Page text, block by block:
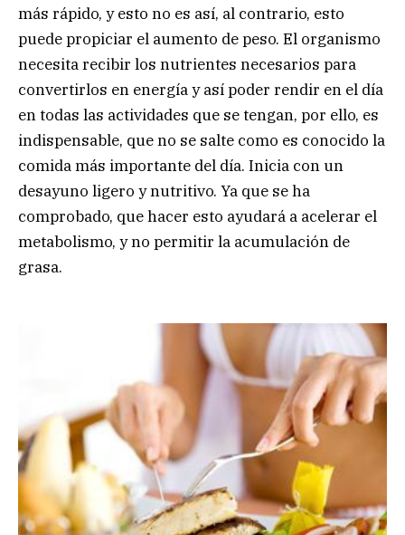
más rápido, y esto no es así, al contrario, esto
puede propiciar el aumento de peso. El organismo
necesita recibir los nutrientes necesarios para
convertirlos en energía y así poder rendir en el día
en todas las actividades que se tengan, por ello, es
indispensable, que no se salte como es conocido la
comida más importante del día. Inicia con un
desayuno ligero y nutritivo. Ya que se ha
comprobado, que hacer esto ayudará a acelerar el
metabolismo, y no permitir la acumulación de
grasa.